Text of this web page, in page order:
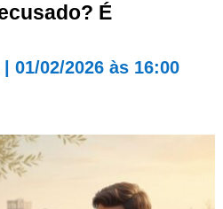
É
01/02/2026 às 16:00